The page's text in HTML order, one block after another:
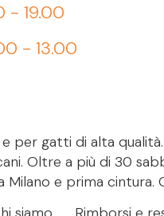
- 19.00
- 13.00
per gatti di alta
Oltre a più di 30
e prima cintura.